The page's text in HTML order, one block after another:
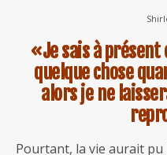
«Je sais à
quelque chose
alors je ne
Pourtant, la vie aurait